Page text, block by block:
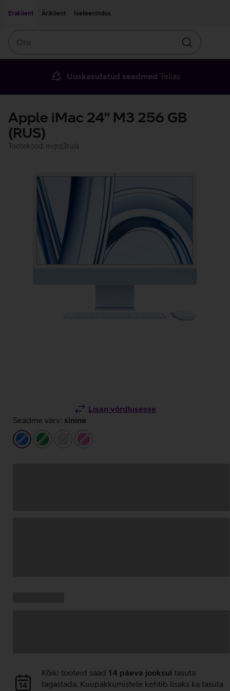
Eraklient
Äriklient Iseteenindus
Otsin
Uuskasutatud seadmed Telias
Apple iMac 24" M3 256 GB
(RUS)
Tootekood: mqrq3ru/a
Lisan võrdlusesse
Seadme värv: sinine
sininerohelinehõbedane
roosa
Andmete
laadimine
Kõiki tooteid saad 14 päeva jooksul tasuta
tagastada. Kuupakkumistele kehtib lisaks ka tasuta